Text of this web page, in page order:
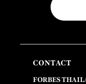
CONTACT
FORBES